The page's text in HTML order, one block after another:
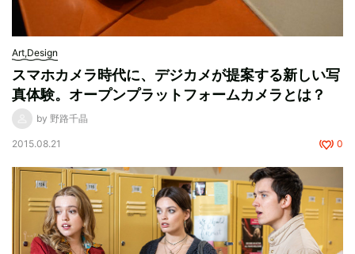
Art,Design
スマホカメラ時代に、デジカメが提案する新しい写
真体験。オープンプラットフォームカメラとは？
by 野路千晶
2015.08.21 0